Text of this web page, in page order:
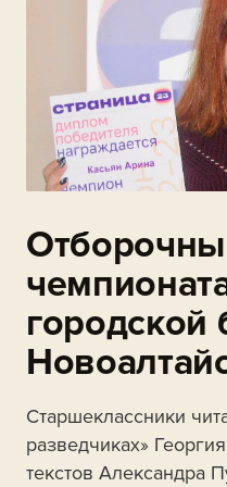
городской
Старшеклассники
разведчиках»
текстов Александра